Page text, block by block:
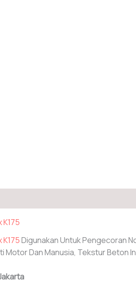
K175
K175Digunakan Untuk Pengecoran
Motor Dan Manusia, Tekstur Beton